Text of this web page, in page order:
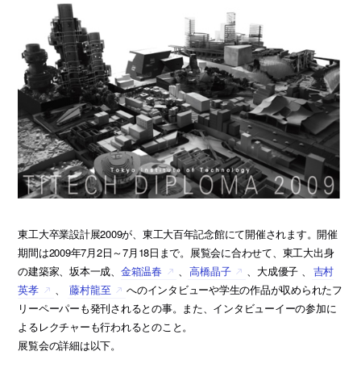
東工大卒業設計展2009が、東工大百年記念館にて開催されます。開催
期間は2009年7月2日～7月18日まで。展覧会に合わせて、東工大出身
の建築家、坂本一成、 金箱温春 、 高橋晶子 、大成優子 、
吉村
英孝
、 藤村龍至
へのインタビューや学生の作品が収められたフ
リーペーパーも発刊されるとの事。また、インタビューイーの参加に
よるレクチャーも行われるとのこと。
展覧会の詳細は以下。